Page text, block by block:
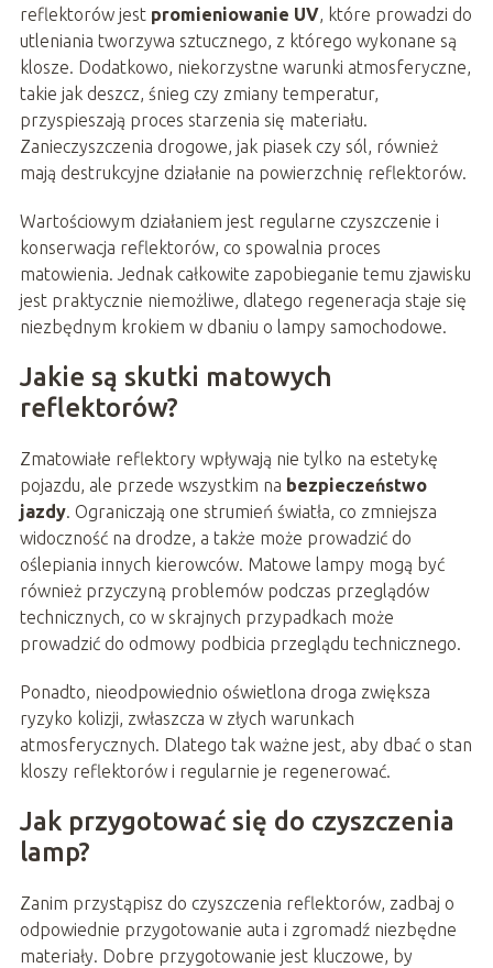
reflektorów jest promieniowanie UV, które prowadzi do
utleniania tworzywa sztucznego, z którego wykonane są
klosze. Dodatkowo, niekorzystne warunki atmosferyczne,
takie jak deszcz, śnieg czy zmiany temperatur,
przyspieszają proces starzenia się materiału.
Zanieczyszczenia drogowe, jak piasek czy sól, również
mają destrukcyjne działanie na powierzchnię reflektorów.
Wartościowym działaniem jest regularne czyszczenie i
konserwacja reflektorów, co spowalnia proces
matowienia. Jednak całkowite zapobieganie temu zjawisku
jest praktycznie niemożliwe, dlatego regeneracja staje się
niezbędnym krokiem w dbaniu o lampy samochodowe.
Jakie są skutki matowych
reflektorów?
Zmatowiałe reflektory wpływają nie tylko na estetykę
pojazdu, ale przede wszystkim na bezpieczeństwo
jazdy. Ograniczają one strumień światła, co zmniejsza
widoczność na drodze, a także może prowadzić do
oślepiania innych kierowców. Matowe lampy mogą być
również przyczyną problemów podczas przeglądów
technicznych, co w skrajnych przypadkach może
prowadzić do odmowy podbicia przeglądu technicznego.
Ponadto, nieodpowiednio oświetlona droga zwiększa
ryzyko kolizji, zwłaszcza w złych warunkach
atmosferycznych. Dlatego tak ważne jest, aby dbać o stan
kloszy reflektorów i regularnie je regenerować.
Jak przygotować się do czyszczenia
lamp?
Zanim przystąpisz do czyszczenia reflektorów, zadbaj o
odpowiednie przygotowanie auta i zgromadź niezbędne
materiały. Dobre przygotowanie jest kluczowe, by